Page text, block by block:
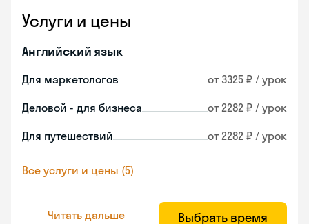
Услуги и цены
Английский язык
Для маркетологов от 3325 ₽ / урок
Деловой - для бизнеса от 2282 ₽ / урок
Для путешествий от 2282 ₽ / урок
Все услуги и цены (5)
Читать дальше Выбрать время